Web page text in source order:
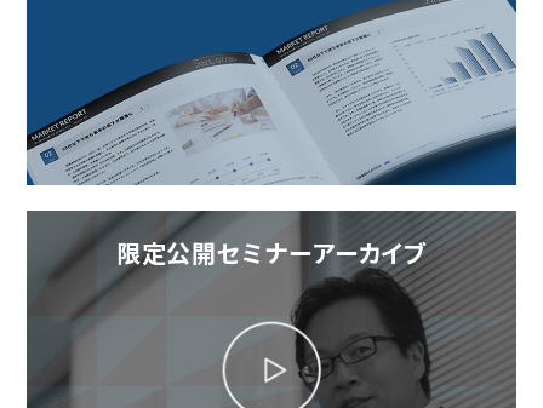
限定公開セミナーアーカイブ